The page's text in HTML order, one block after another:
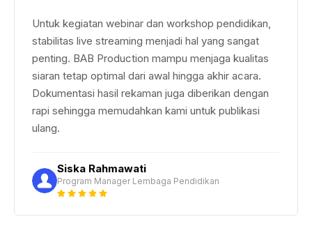
Untuk kegiatan webinar dan workshop pendidikan,
stabilitas live streaming menjadi hal yang sangat
penting. BAB Production mampu menjaga kualitas
siaran tetap optimal dari awal hingga akhir acara.
Dokumentasi hasil rekaman juga diberikan dengan
rapi sehingga memudahkan kami untuk publikasi
ulang.
Siska Rahmawati
Program Manager Lembaga Pendidikan